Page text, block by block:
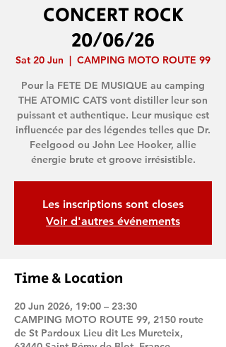
CONCERT ROCK
20/06/26
Sat 20 Jun
  |
CAMPING MOTO ROUTE 99
Pour la FETE DE MUSIQUE au camping
THE ATOMIC CATS vont distiller leur son
puissant et authentique. Leur musique est
influencée par des légendes telles que Dr.
Feelgood ou John Lee Hooker, allie
énergie brute et groove irrésistible.
Les inscriptions sont closes
Voir d'autres événements
Time & Location
20 Jun 2026, 19:00 – 23:30
CAMPING MOTO ROUTE 99, 2150 route
de St Pardoux Lieu dit Les Mureteix,